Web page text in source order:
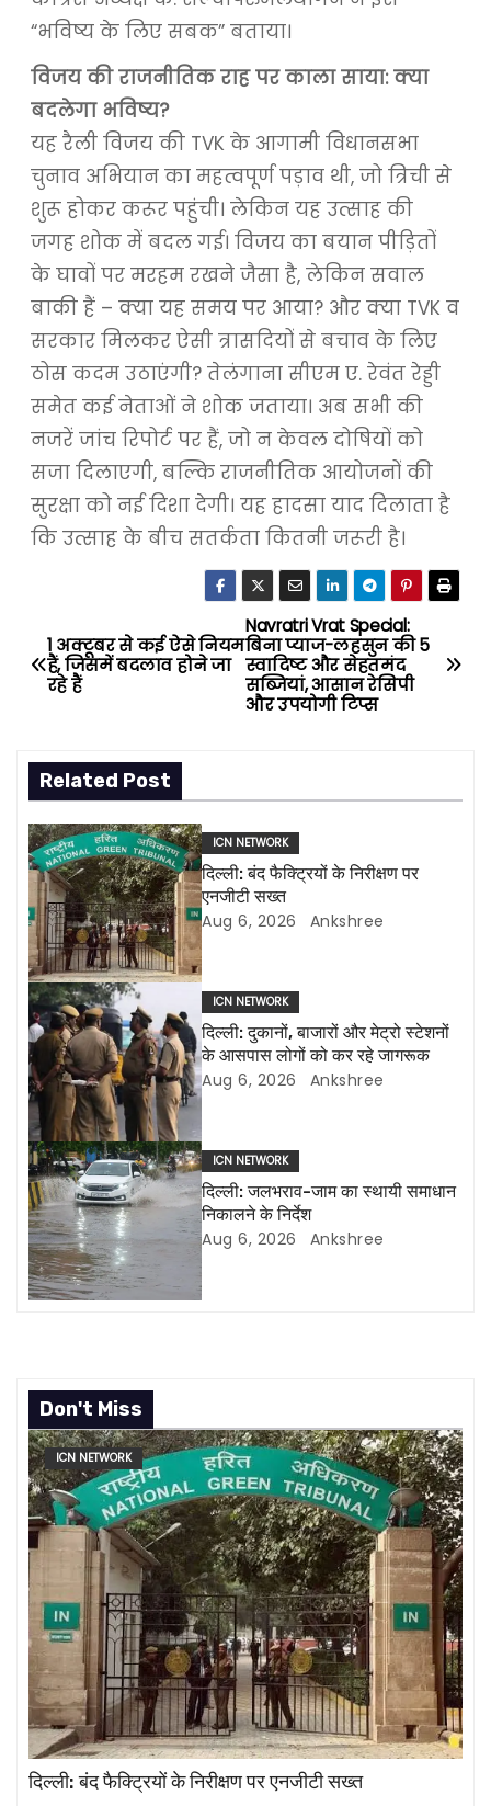
“भविष्य के लिए सबक” बताया।
विजय की राजनीतिक राह पर काला साया: क्या
बदलेगा भविष्य?
यह रैली विजय की TVK के आगामी विधानसभा
चुनाव अभियान का महत्वपूर्ण पड़ाव थी, जो त्रिची से
शुरू होकर करूर पहुंची। लेकिन यह उत्साह की
जगह शोक में बदल गई। विजय का बयान पीड़ितों
के घावों पर मरहम रखने जैसा है, लेकिन सवाल
बाकी हैं – क्या यह समय पर आया? और क्या TVK व
सरकार मिलकर ऐसी त्रासदियों से बचाव के लिए
ठोस कदम उठाएंगी? तेलंगाना सीएम ए. रेवंत रेड्डी
समेत कई नेताओं ने शोक जताया। अब सभी की
नजरें जांच रिपोर्ट पर हैं, जो न केवल दोषियों को
सजा दिलाएगी, बल्कि राजनीतिक आयोजनों की
सुरक्षा को नई दिशा देगी। यह हादसा याद दिलाता है
कि उत्साह के बीच सतर्कता कितनी जरूरी है।
P
o
t
n
a
v
i
g
a
t
i
o
n
Navratri Vrat Special:
बिना प्याज-लहसुन की 5
स्वादिष्ट और सेहतमंद
सब्जियां, आसान रेसिपी
और उपयोगी टिप्स
1 अक्टूबर से कई ऐसे नियम
हैं, जिसमें बदलाव होने जा
रहे हैं
Related Post
ICN NETWORK
दिल्ली: बंद फैक्ट्रियों के निरीक्षण पर
एनजीटी सख्त
Aug 6, 2026 Ankshree
ICN NETWORK
दिल्ली: दुकानों, बाजारों और मेट्रो स्टेशनों
के आसपास लोगों को कर रहे जागरूक
Aug 6, 2026 Ankshree
ICN NETWORK
दिल्ली: जलभराव-जाम का स्थायी समाधान
निकालने के निर्देश
Aug 6, 2026 Ankshree
Don't Miss
ICN NETWORK
दिल्ली: बंद फैक्ट्रियों के निरीक्षण पर एनजीटी सख्त